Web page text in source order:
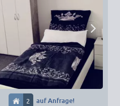
2 auf Anfrage!